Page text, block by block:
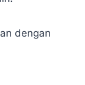
dengan